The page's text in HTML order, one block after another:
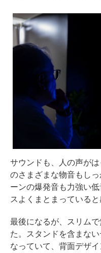
サウンドも、人の声が
のさまざまな物音もし
ーンの爆発音も力強い
スよくまとまっていると
最後になるが、スリム
た。スタンドを含まな
なっていて、背面デザ